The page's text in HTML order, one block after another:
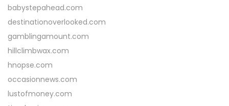
babystepahead.com
destinationoverlooked.com
gamblingamount.com
hillclimbwax.com
hnopse.com
occasionnews.com
lustofmoney.com